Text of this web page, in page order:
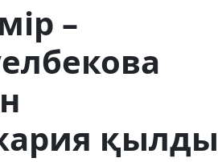
–
қылды